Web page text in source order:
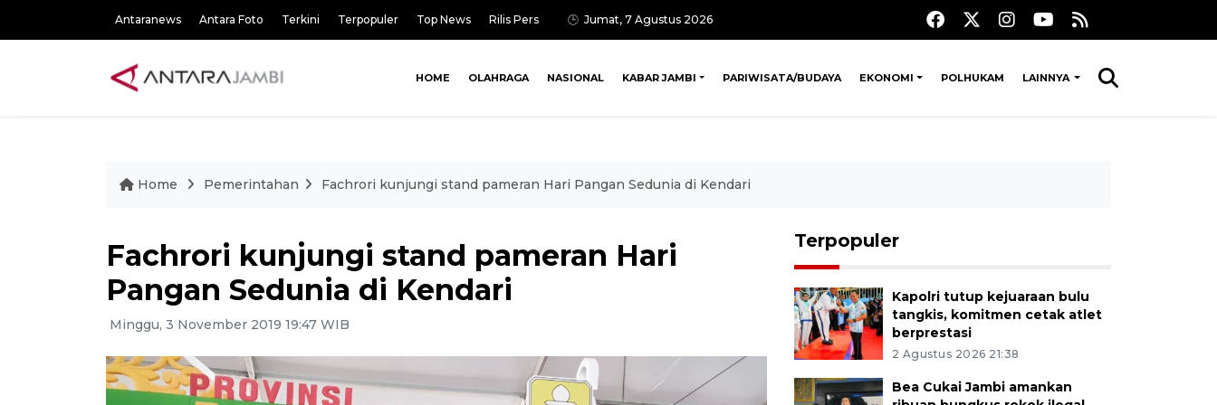
Antaranews Antara Foto Terkini Terpopuler Top News Rilis Pers Jumat, 7 Agustus 2026
HOME OLAHRAGA NASIONAL KABAR JAMBI PARIWISATA/BUDAYA EKONOMI POLHUKAM LAINNYA
Home Pemerintahan Fachrori kunjungi stand pameran Hari Pangan Sedunia di Kendari
Fachrori kunjungi stand pameran Hari
Pangan Sedunia di Kendari
Minggu, 3 November 2019 19:47 WIB
Terpopuler
Kapolri tutup kejuaraan bulu
tangkis, komitmen cetak atlet
berprestasi
2 Agustus 2026 21:38
Bea Cukai Jambi amankan